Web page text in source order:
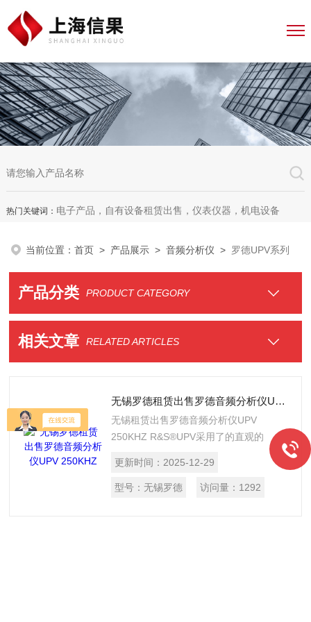
热门关键词： 电子产品，自有设备租赁出售，仪表仪器，机电设备
当前位置：首页 > 产品展示 >音频分析仪 > 罗德UPV系列
产品分类 PRODUCT CATEGORY
相关文章 RELATED ARTICLES
无锡罗德租赁出售罗德音频分析仪UPV 250KHZ
无锡租赁出售罗德音频分析仪UPV
250KHZ R&S®UPV采用了的直观的
Windows XP操作系统用户界面，大显示
屏扮演了一个非常重要的角色。其不仅显
示测量结果，而且相关联的功能和参数都
更新时间： 2025-12-29
型号： 无锡罗德 访问量： 1292